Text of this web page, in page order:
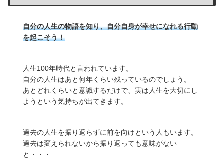
自分の人生の物語を知り、自分自身が幸せになれる行動
を起こそう！
人生100年時代と言われています。
自分の人生はあと何年くらい残っているのでしょう。
あとどれくらいと意識するだけで、実は人生を大切にし
ようという気持ちが出てきます。
過去の人生を振り返らずに前を向けという人もいます。
過去は変えられないから振り返っても意味がない
と・・・